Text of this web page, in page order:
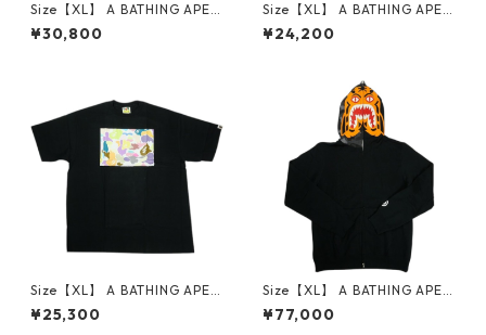
Size【XL】 A BATHING APE
ア ベイシング エイプ 26SS AP
E HEAD SEAL TEE WHITE 日
¥30,800
Size【XL】 A BATHING APE
ア ベイシング エイプ ×TERIY
AKI BOYZ FACE LOGO TEE T
¥24,200
Size【XL】 A BATHING APE
ア ベイシング エイプ MULTI C
AMO SCREEN TEE Tシャツ 黒
¥25,300
Size【XL】 A BATHING APE
ア ベイシング エイプ FUNTHE
RA MILITIA TIGER FULL ZIP
¥77,000